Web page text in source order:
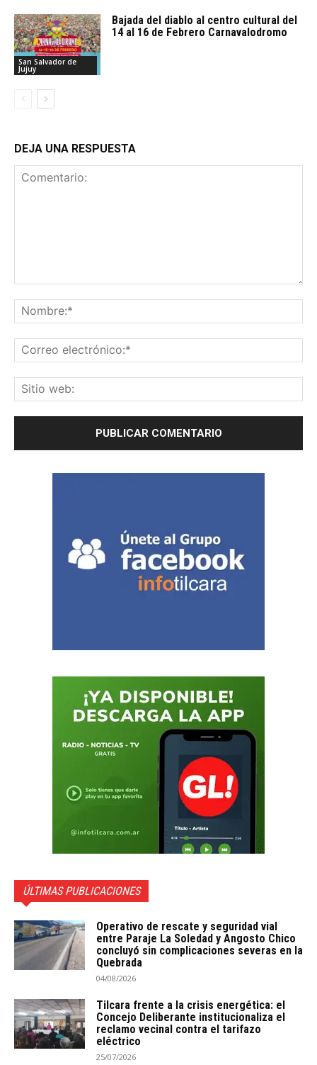
San Salvador de
Jujuy
Bajada del diablo al centro cultural del
14 al 16 de Febrero Carnavalodromo
DEJA UNA RESPUESTA
ÚLTIMAS PUBLICACIONES
Operativo de rescate y seguridad vial
entre Paraje La Soledad y Angosto Chico
concluyó sin complicaciones severas en la
Quebrada
04/08/2026
Tilcara frente a la crisis energética: el
Concejo Deliberante institucionaliza el
reclamo vecinal contra el tarifazo
eléctrico
25/07/2026